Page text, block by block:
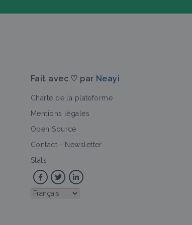
Fait avec ♡ par Neayi
Charte de la plateforme
Mentions légales
Open Source
Contact - Newsletter
Stats